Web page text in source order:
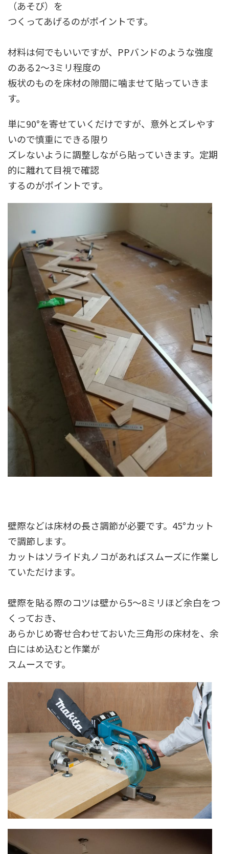
（あそび）を
つくってあげるのがポイントです。
材料は何でもいいですが、PPバンドのような強度
のある2〜3ミリ程度の
板状のものを床材の隙間に噛ませて貼っていきま
す。
単に90°を寄せていくだけですが、意外とズレやす
いので慎重にできる限り
ズレないように調整しながら貼っていきます。定期
的に離れて目視で確認
するのがポイントです。
壁際などは床材の長さ調節が必要です。45°カット
で調節します。
カットはソライド丸ノコがあればスムーズに作業し
ていただけます。
壁際を貼る際のコツは壁から5〜8ミリほど余白をつ
くっておき、
あらかじめ寄せ合わせておいた三角形の床材を、余
白にはめ込むと作業が
スムースです。